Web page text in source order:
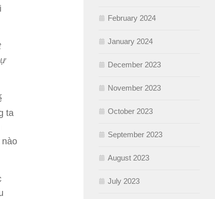
ta
February 2024
January 2024
December 2023
November 2023
October 2023
September 2023
August 2023
July 2023